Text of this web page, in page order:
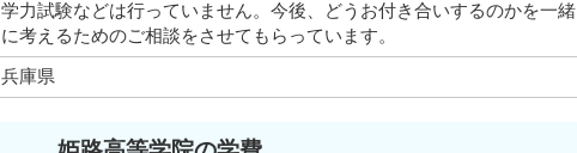
学力試験などは行っていません。今後、どうお付き合いするのかを一緒
に考えるためのご相談をさせてもらっています。
兵庫県